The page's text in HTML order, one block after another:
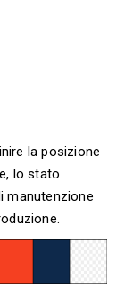
la posizione
lo stato
manutenzione